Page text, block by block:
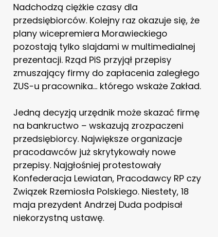
Nadchodzą ciężkie czasy dla
przedsiębiorców. Kolejny raz okazuje się, że
plany wicepremiera Morawieckiego
pozostają tylko slajdami w multimedialnej
prezentacji. Rząd PiS przyjął przepisy
zmuszający firmy do zapłacenia zaległego
ZUS-u pracownika… którego wskaże Zakład.
Jedną decyzją urzędnik może skazać firmę
na bankructwo – wskazują zrozpaczeni
przedsiębiorcy. Największe organizacje
pracodawców już skrytykowały nowe
przepisy. Najgłośniej protestowały
Konfederacja Lewiatan, Pracodawcy RP czy
Związek Rzemiosła Polskiego. Niestety, 18
maja prezydent Andrzej Duda podpisał
niekorzystną ustawę.